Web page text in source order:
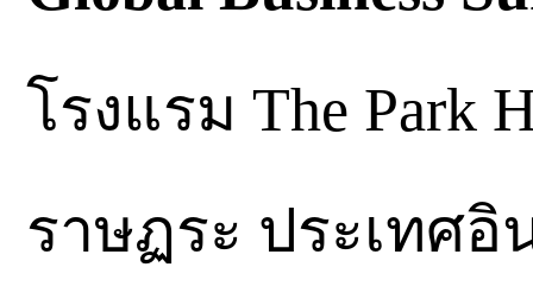
โรงแรม The Park
ราษฏระ ประเทศ